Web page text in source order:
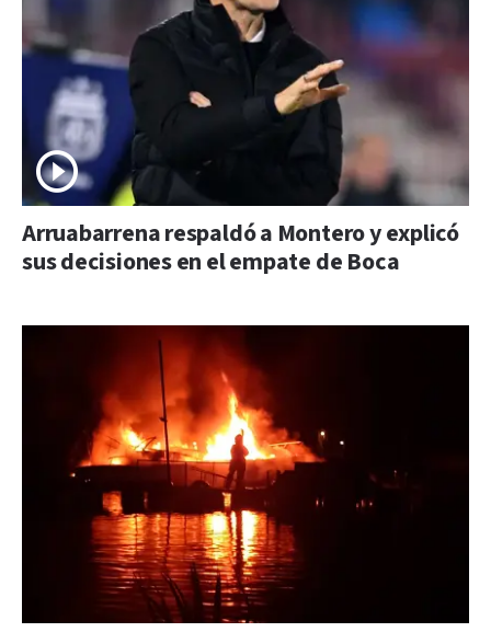
Arruabarrena respaldó a Montero y explicó
sus decisiones en el empate de Boca